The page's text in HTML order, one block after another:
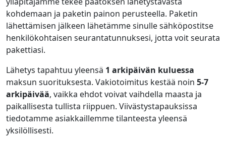
kohdemaan ja paketin painon perusteella. Paketin
lähettämisen jälkeen lähetämme sinulle sähköpostitse
henkilökohtaisen seurantatunnuksesi, jotta voit seurata
pakettiasi.
Lähetys tapahtuu yleensä 1 arkipäivän kuluessa
maksun suorituksesta. Vakiotoimitus kestää noin 5-7
arkipäivää, vaikka ehdot voivat vaihdella maasta ja
paikallisesta tullista riippuen. Viivästystapauksissa
tiedotamme asiakkaillemme tilanteesta yleensä
yksilöllisesti.